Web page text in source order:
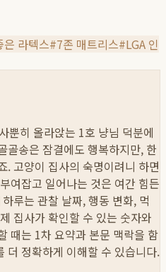
은 라텍스#7존 매트리스#LGA 인
뿐히 올라앉는 1호 냥님 덕분에
골송은 잠결에도 행복하지만, 한
. 고양이 집사의 숙명이려니 하면
여잡고 일어나는 것은 여간 힘든
루는 관찰 날짜, 행동 변화, 먹
집사가 확인할 수 있는 숫자와
때는 1차 요약과 본문 맥락을 함
더 정확하게 이해할 수 있습니다.